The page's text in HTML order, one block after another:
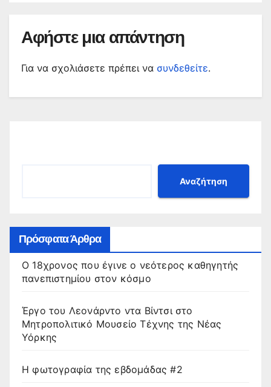
Αφήστε μια απάντηση
Για να σχολιάσετε πρέπει να συνδεθείτε.
Αναζήτηση
Πρόσφατα Άρθρα
Ο 18χρονος που έγινε ο νεότερος καθηγητής
πανεπιστημίου στον κόσμο
Έργο του Λεονάρντο ντα Βίντσι στο
Μητροπολιτικό Μουσείο Τέχνης της Νέας
Υόρκης
Η φωτογραφία της εβδομάδας #2